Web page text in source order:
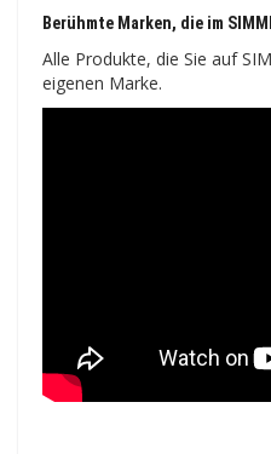
Berühmte Marken, die im
Alle Produkte, die Sie auf
eigenen Marke.